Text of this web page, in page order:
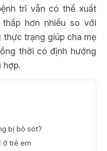
trĩ vẫn có thể xuất
hơn nhiều so với
thực trạng giúp cha mẹ
thời có định hướng
hợp.
bị bỏ sót?
ở trẻ em